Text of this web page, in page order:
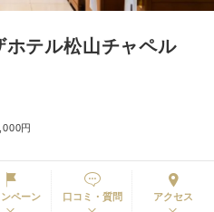
テル松山チャペル
円
ペーン 口コミ・質問 アクセス